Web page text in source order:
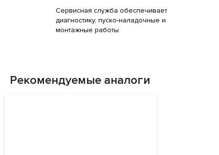
Сервисная служба обеспечивает
диагностику, пуско-наладочные и
монтажные работы
Рекомендуемые аналоги